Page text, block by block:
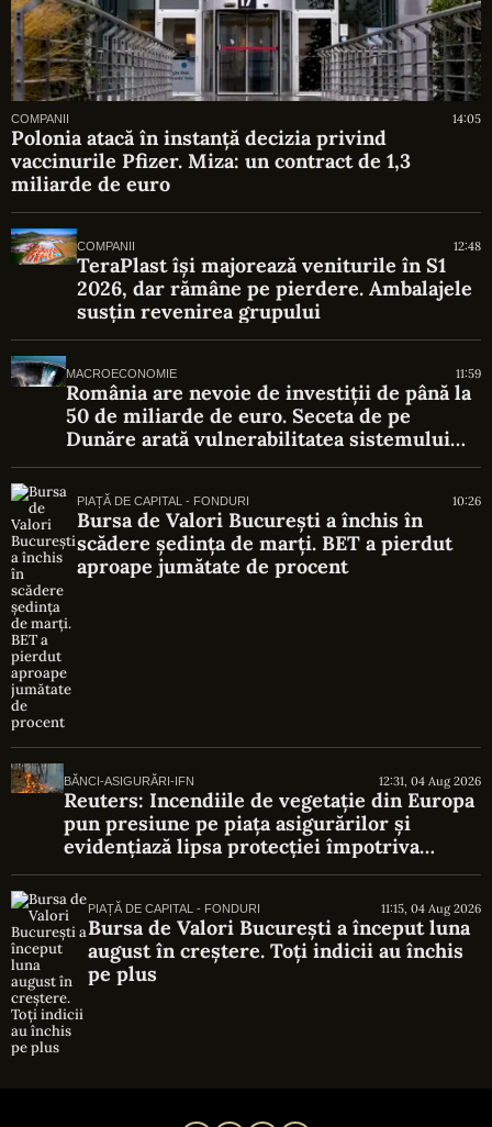
COMPANII 14:05
Polonia atacă în instanță decizia privind
vaccinurile Pfizer. Miza: un contract de 1,3
miliarde de euro
COMPANII 12:48
TeraPlast își majorează veniturile în S1
2026, dar rămâne pe pierdere. Ambalajele
susțin revenirea grupului
MACROECONOMIE 11:59
România are nevoie de investiții de până la
50 de miliarde de euro. Seceta de pe
Dunăre arată vulnerabilitatea sistemului
energetic
PIAȚĂ DE CAPITAL - FONDURI 10:26
Bursa de Valori București a închis în
scădere ședința de marți. BET a pierdut
aproape jumătate de procent
BĂNCI-ASIGURĂRI-IFN 12:31, 04 Aug 2026
Reuters: Incendiile de vegetație din Europa
pun presiune pe piața asigurărilor și
evidențiază lipsa protecției împotriva
riscurilor climatice
PIAȚĂ DE CAPITAL - FONDURI 11:15, 04 Aug 2026
Bursa de Valori București a început luna
august în creștere. Toți indicii au închis
pe plus